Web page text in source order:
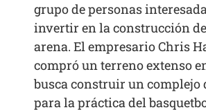
grupo de personas
invertir en la construcción
arena. El empresario Chris
compró un terreno extenso
busca construir un complejo
para la práctica del